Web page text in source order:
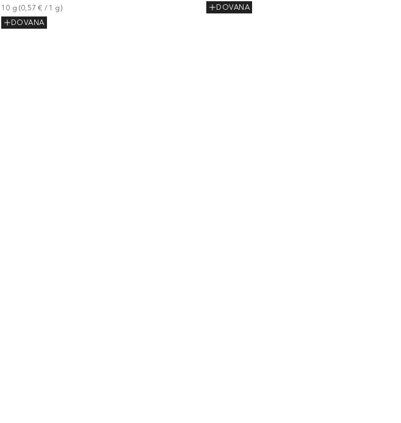
10 g (0,57 € / 1 g)
DOVANA
DOVANA